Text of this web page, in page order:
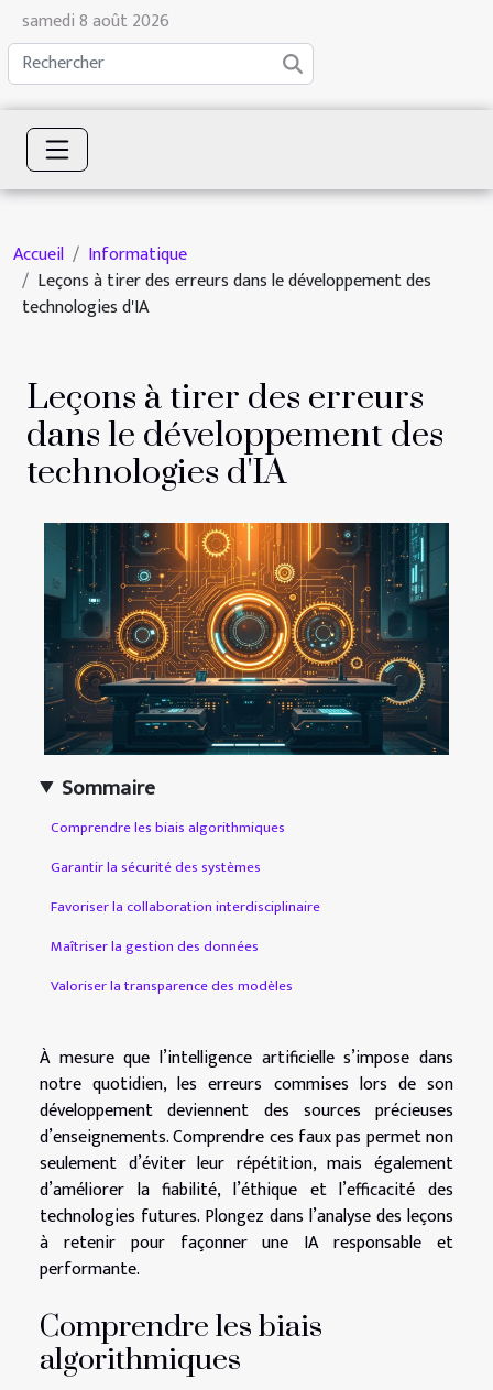
samedi 8 août 2026
Accueil
Informatique
Leçons à tirer des erreurs dans le développement des
technologies d'IA
Leçons à tirer des erreurs
dans le développement des
technologies d'IA
Sommaire
Comprendre les biais algorithmiques
Garantir la sécurité des systèmes
Favoriser la collaboration interdisciplinaire
Maîtriser la gestion des données
Valoriser la transparence des modèles
À mesure que l’intelligence artificielle s’impose dans
notre quotidien, les erreurs commises lors de son
développement deviennent des sources précieuses
d’enseignements. Comprendre ces faux pas permet non
seulement d’éviter leur répétition, mais également
d’améliorer la fiabilité, l’éthique et l’efficacité des
technologies futures. Plongez dans l’analyse des leçons
à retenir pour façonner une IA responsable et
performante.
Comprendre les biais
algorithmiques